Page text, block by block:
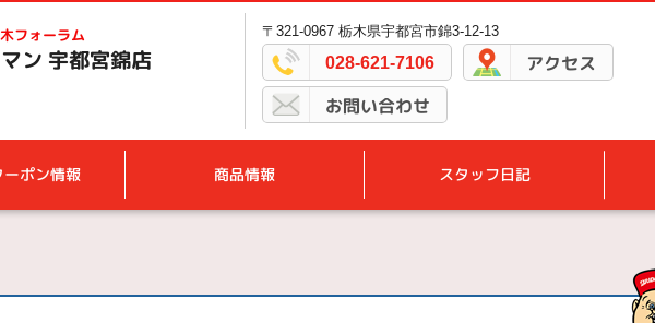
フォーラム
ン 宇都宮錦店
〒321-0967 栃木県宇都宮市錦3-12-13
028-621-7106 アクセス
お問い合わせ
ポン情報 商品情報 スタッフ日記